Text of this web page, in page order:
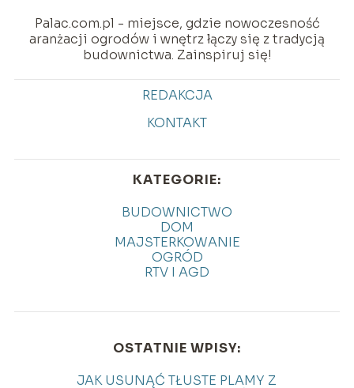
Palac.com.pl - miejsce, gdzie nowoczesność
aranżacji ogrodów i wnętrz łączy się z tradycją
budownictwa. Zainspiruj się!
REDAKCJA
KONTAKT
KATEGORIE:
BUDOWNICTWO
DOM
MAJSTERKOWANIE
OGRÓD
RTV I AGD
OSTATNIE WPISY:
JAK USUNĄĆ TŁUSTE PLAMY Z